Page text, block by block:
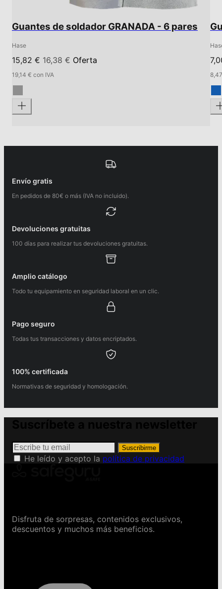
Guantes de soldador GRANADA - 6 pares
Hase
15,82 € 16,38 € Oferta
19,14 € con IVA
Envío gratis
En pedidos de 80€ o más (IVA no incluido).
Devoluciones gratuitas
100 días para realizar tus devoluciones gratuitas.
Amplio catálogo
Todo tu equipamiento en seguridad laboral en un clic.
Pago seguro
Todas tus transacciones y datos encriptados.
100% certificada
Normativas de seguridad y homologación.
Suscribirme
He leído y acepto la política de privacidad
Disfruta de sorpresas, contenidos exclusivos,
descuentos y muchos más beneficios.